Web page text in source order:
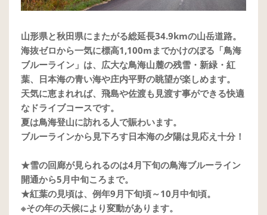
山形県と秋田県にまたがる総延長34.9kmの山岳道路。
海抜ゼロから一気に標高1,100mまでかけのぼる「鳥海
ブルーライン」は、広大な鳥海山麓の残雪・新緑・紅
葉、日本海の青い海や庄内平野の眺望が楽しめます。
天気に恵まれれば、飛島や佐渡も見渡す事ができる快適
なドライブコースです。
夏は鳥海登山に訪れる人で賑わいます。
ブルーラインから見下ろす日本海の夕陽は見応え十分！
★雪の回廊が見られるのは4月下旬の鳥海ブルーライン
開通から5月中旬ころまで。
★紅葉の見頃は、例年9月下旬頃～10月中旬頃。
※その年の天候により変動があります。